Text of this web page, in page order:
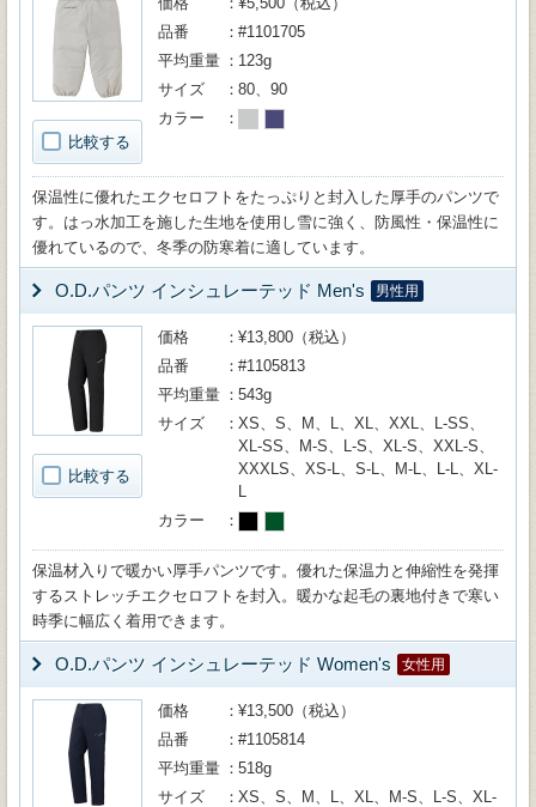
比較する
品番
#1101705
平均重量
123g
サイズ
80、90
カラー
保温性に優れたエクセロフトをたっぷりと封入した厚手のパンツで
す。はっ水加工を施した生地を使用し雪に強く、防風性・保温性に
優れているので、冬季の防寒着に適しています。
O.D.パンツ インシュレーテッド Men's 男性用
比較する
価格
¥13,800（税込）
品番
#1105813
平均重量
543g
サイズ
XS、S、M、L、XL、XXL、L-SS、
XL-SS、M-S、L-S、XL-S、XXL-S、
XXXLS、XS-L、S-L、M-L、L-L、XL-
L
カラー
保温材入りで暖かい厚手パンツです。優れた保温力と伸縮性を発揮
するストレッチエクセロフトを封入。暖かな起毛の裏地付きで寒い
時季に幅広く着用できます。
O.D.パンツ インシュレーテッド Women's 女性用
価格
¥13,500（税込）
品番
#1105814
平均重量
518g
サイズ
XS、S、M、L、XL、M-S、L-S、XL-